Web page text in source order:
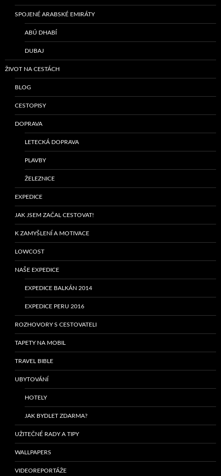
SPOJENÉ ARABSKÉ EMIRÁTY
ABÚ DHABÍ
DUBAJ
ŽIVOT NA CESTÁCH
BLOG
CESTOPISY
DOPRAVA
LETECKÁ DOPRAVA
PLAVBY
ŽELEZNICE
EXPEDICE
JAK JSEM ZAČAL CESTOVAT!
K ZAMYŠLENÍ A MOTIVACE
LOWCOST
NAŠE EXPEDICE
EXPEDICE BALKÁN 2014
EXPEDICE PERU 2016
ROZHOVORY S CESTOVATELI
TAPETY NA MOBIL
TRAVEL BIBLE
UBYTOVÁNÍ
HOTELY
JAK BYDLET ZDARMA?
UŽITEČNÉ RADY A TIPY
WALLPAPERS
VIDEOREPORTÁŽE